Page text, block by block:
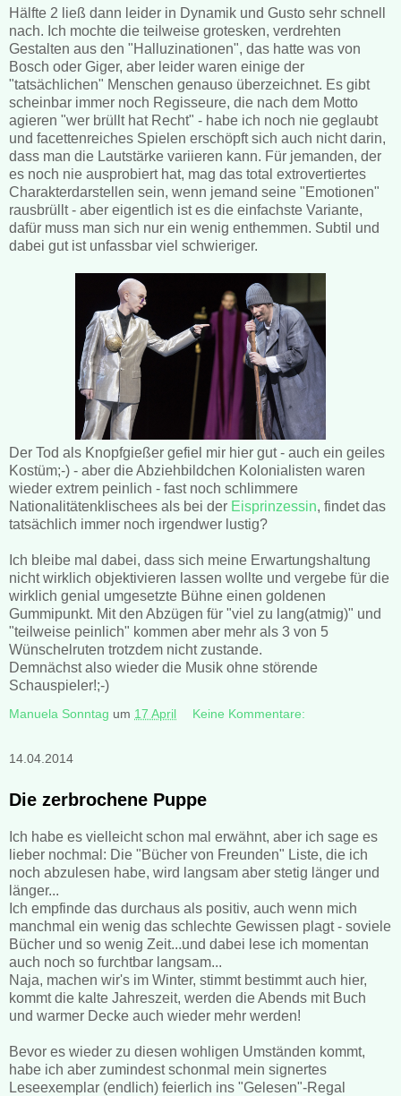
Hälfte 2 ließ dann leider in Dynamik und Gusto sehr schnell
nach. Ich mochte die teilweise grotesken, verdrehten
Gestalten aus den "Halluzinationen", das hatte was von
Bosch oder Giger, aber leider waren einige der
"tatsächlichen" Menschen genauso überzeichnet. Es gibt
scheinbar immer noch Regisseure, die nach dem Motto
agieren "wer brüllt hat Recht" - habe ich noch nie geglaubt
und facettenreiches Spielen erschöpft sich auch nicht darin,
dass man die Lautstärke variieren kann. Für jemanden, der
es noch nie ausprobiert hat, mag das total extrovertiertes
Charakterdarstellen sein, wenn jemand seine "Emotionen"
rausbrüllt - aber eigentlich ist es die einfachste Variante,
dafür muss man sich nur ein wenig enthemmen. Subtil und
dabei gut ist unfassbar viel schwieriger.
Der Tod als Knopfgießer gefiel mir hier gut - auch ein geiles
Kostüm;-) - aber die Abziehbildchen Kolonialisten waren
wieder extrem peinlich - fast noch schlimmere
Nationalitätenklischees als bei der Eisprinzessin, findet das
tatsächlich immer noch irgendwer lustig?
Ich bleibe mal dabei, dass sich meine Erwartungshaltung
nicht wirklich objektivieren lassen wollte und vergebe für die
wirklich genial umgesetzte Bühne einen goldenen
Gummipunkt. Mit den Abzügen für "viel zu lang(atmig)" und
"teilweise peinlich" kommen aber mehr als 3 von 5
Wünschelruten trotzdem nicht zustande.
Demnächst also wieder die Musik ohne störende
Schauspieler!;-)
Manuela Sonntag um 17 April Keine Kommentare:
14.04.2014
Die zerbrochene Puppe
Ich habe es vielleicht schon mal erwähnt, aber ich sage es
lieber nochmal: Die "Bücher von Freunden" Liste, die ich
noch abzulesen habe, wird langsam aber stetig länger und
länger...
Ich empfinde das durchaus als positiv, auch wenn mich
manchmal ein wenig das schlechte Gewissen plagt - soviele
Bücher und so wenig Zeit...und dabei lese ich momentan
auch noch so furchtbar langsam...
Naja, machen wir's im Winter, stimmt bestimmt auch hier,
kommt die kalte Jahreszeit, werden die Abends mit Buch
und warmer Decke auch wieder mehr werden!
Bevor es wieder zu diesen wohligen Umständen kommt,
habe ich aber zumindest schonmal mein signertes
Leseexemplar (endlich) feierlich ins "Gelesen"-Regal